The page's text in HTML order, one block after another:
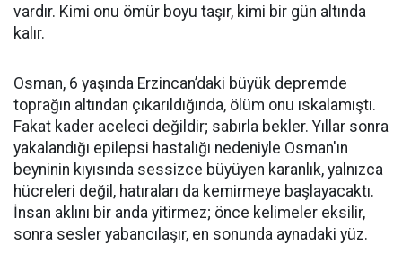
vardır. Kimi onu ömür boyu taşır, kimi bir gün altında
kalır.
Osman, 6 yaşında Erzincan’daki büyük depremde
toprağın altından çıkarıldığında, ölüm onu ıskalamıştı.
Fakat kader aceleci değildir; sabırla bekler. Yıllar sonra
yakalandığı epilepsi hastalığı nedeniyle Osman'ın
beyninin kıyısında sessizce büyüyen karanlık, yalnızca
hücreleri değil, hatıraları da kemirmeye başlayacaktı.
İnsan aklını bir anda yitirmez; önce kelimeler eksilir,
sonra sesler yabancılaşır, en sonunda aynadaki yüz.